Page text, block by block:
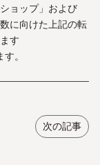
ョップ」および
に向けた上記の転
す
。
次の記事